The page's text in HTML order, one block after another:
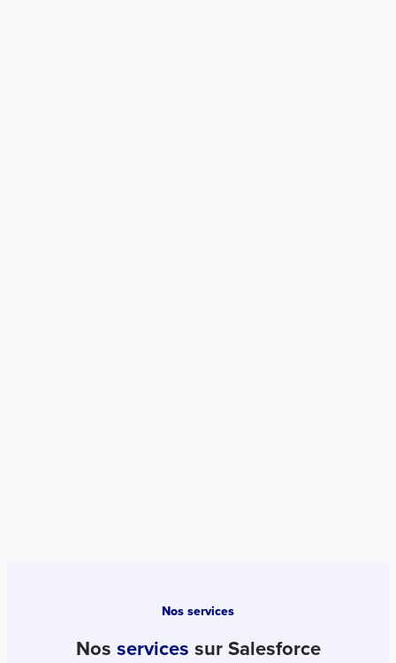
Nos services
Nos services sur Salesforce